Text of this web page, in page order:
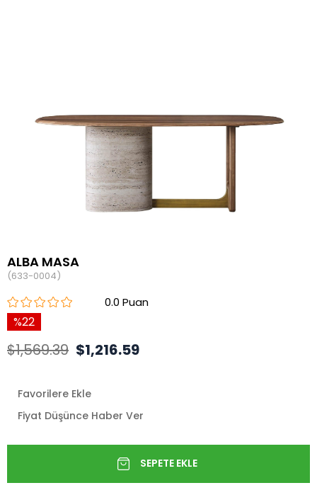
ALBA MASA
(633-0004)
0.0
22
$1,569.39 $1,216.59
Favorilere Ekle
Fiyat Düşünce Haber Ver